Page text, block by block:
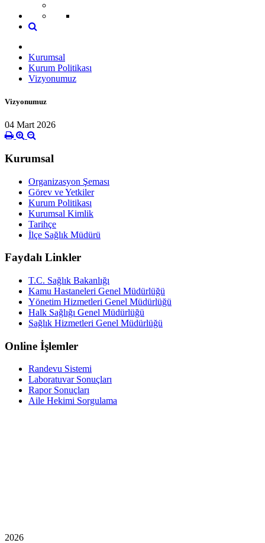
Kurumsal
Kurum Politikası
Vizyonumuz
Vizyonumuz
04 Mart 2026
Kurumsal
Organizasyon Şeması
Görev ve Yetkiler
Kurum Politikası
Kurumsal Kimlik
Tarihçe
İlçe Sağlık Müdürü
Faydalı Linkler
T.C. Sağlık Bakanlığı
Kamu Hastaneleri Genel Müdürlüğü
Yönetim Hizmetleri Genel Müdürlüğü
Halk Sağlığı Genel Müdürlüğü
Sağlık Hizmetleri Genel Müdürlüğü
Online İşlemler
Randevu Sistemi
Laboratuvar Sonuçları
Rapor Sonuçları
Aile Hekimi Sorgulama
2026